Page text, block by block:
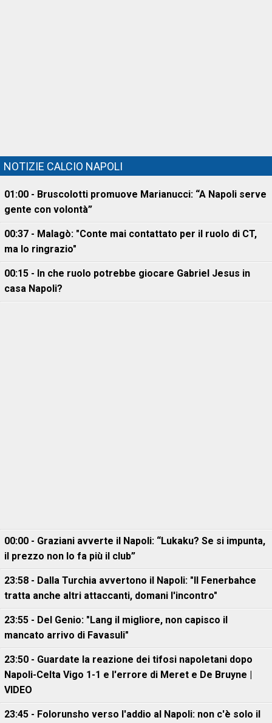
NOTIZIE CALCIO NAPOLI
01:00 - Bruscolotti promuove Marianucci: “A Napoli serve
gente con volontà”
00:37 - Malagò: "Conte mai contattato per il ruolo di CT,
ma lo ringrazio"
00:15 - In che ruolo potrebbe giocare Gabriel Jesus in
casa Napoli?
00:00 - Graziani avverte il Napoli: “Lukaku? Se si impunta,
il prezzo non lo fa più il club”
23:58 - Dalla Turchia avvertono il Napoli: "Il Fenerbahce
tratta anche altri attaccanti, domani l'incontro"
23:55 - Del Genio: "Lang il migliore, non capisco il
mancato arrivo di Favasuli"
23:50 - Guardate la reazione dei tifosi napoletani dopo
Napoli-Celta Vigo 1-1 e l'errore di Meret e De Bruyne |
VIDEO
23:45 - Folorunsho verso l'addio al Napoli: non c'è solo il